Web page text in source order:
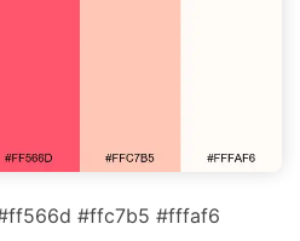
#ffc7b5 #fffaf6